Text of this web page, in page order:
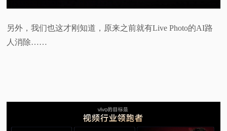
另外，我们也这才刚知道，原来之前就有Live Photo的AI路
人消除……